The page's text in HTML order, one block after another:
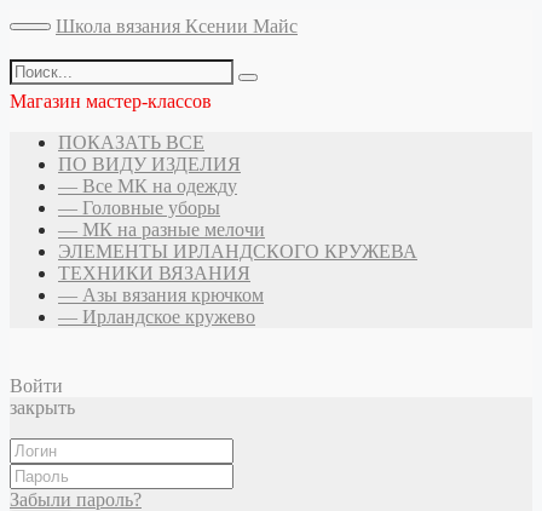
Школа вязания Ксении Майс
Магазин мастер-классов
ПОКАЗАТЬ ВСЕ
ПО ВИДУ ИЗДЕЛИЯ
— Все МК на одежду
— Головные уборы
— МК на разные мелочи
ЭЛЕМЕНТЫ ИРЛАНДСКОГО КРУЖЕВА
ТЕХНИКИ ВЯЗАНИЯ
— Азы вязания крючком
— Ирландское кружево
Войти
закрыть
Забыли пароль?